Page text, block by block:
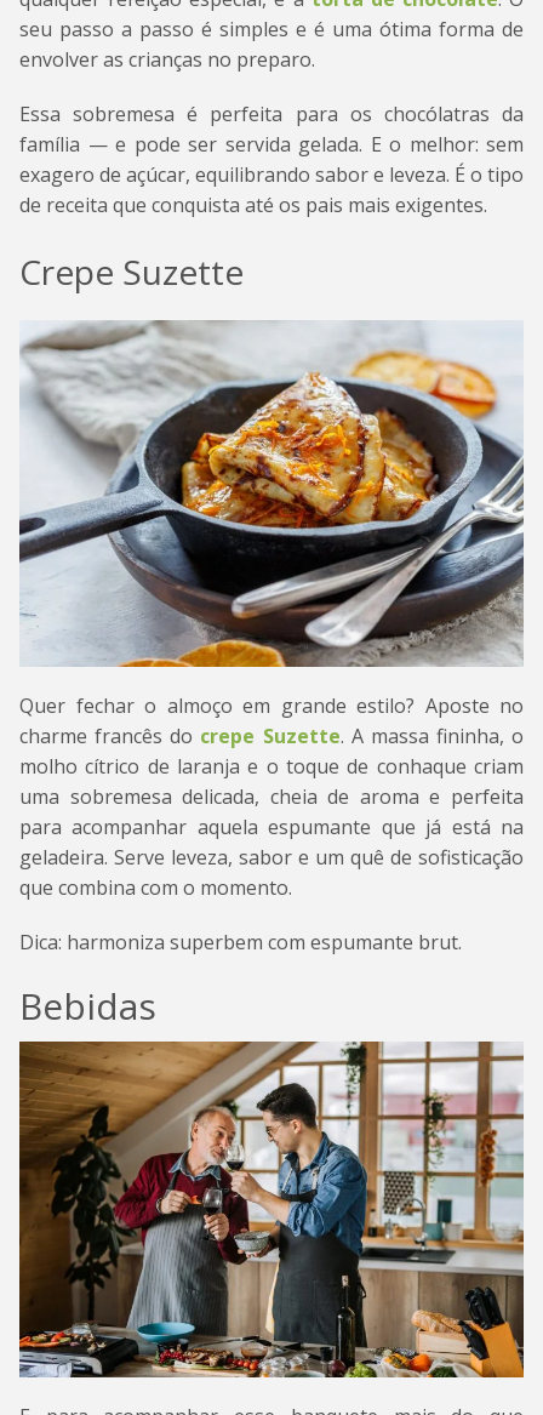
seu passo a passo é simples e é uma ótima forma de
envolver as crianças no preparo.
Essa sobremesa é perfeita para os chocólatras da
família — e pode ser servida gelada. E o melhor: sem
exagero de açúcar, equilibrando sabor e leveza. É o tipo
de receita que conquista até os pais mais exigentes.
Crepe Suzette
Quer fechar o almoço em grande estilo? Aposte no
charme francês do crepe Suzette. A massa fininha, o
molho cítrico de laranja e o toque de conhaque criam
uma sobremesa delicada, cheia de aroma e perfeita
para acompanhar aquela espumante que já está na
geladeira. Serve leveza, sabor e um quê de sofisticação
que combina com o momento.
Dica: harmoniza superbem com espumante brut.
Bebidas